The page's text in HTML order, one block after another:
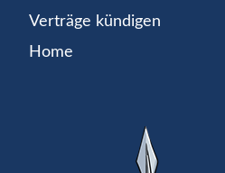
Verträge kündigen
Home